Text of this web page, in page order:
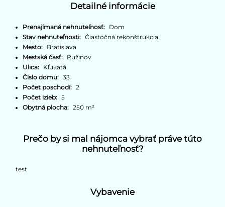
Detailné informácie
Prenajímaná nehnuteľnosť:
Dom
Stav nehnuteľnosti: Čiastočná rekonštrukcia
Mesto:
Bratislava
Mestská časť:
Ružinov
Ulica:
Kľukatá
Číslo domu: 33
Počet poschodí: 2
Počet izieb: 5
Obytná plocha: 250 m²
Prečo by si mal nájomca vybrať práve túto
nehnuteľnosť?
test
Vybavenie